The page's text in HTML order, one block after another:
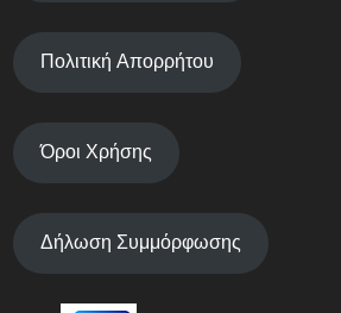
Πολιτική Απορρήτου
Όροι Χρήσης
Δήλωση Συμμόρφωσης